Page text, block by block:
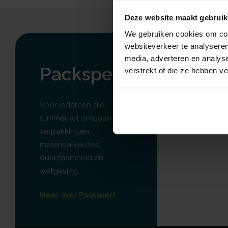
Deze website maakt
We gebruiken cookies om
websiteverkeer te
media, adverteren en
verstrekt of die ze hebben
Packspert
Voor iedereen die
slimmer wil omgaan met
verpakkingen,
materiaalkeuzes,
duurzaamheid en
wetgeving.
Meer over Packspert
KENNIS